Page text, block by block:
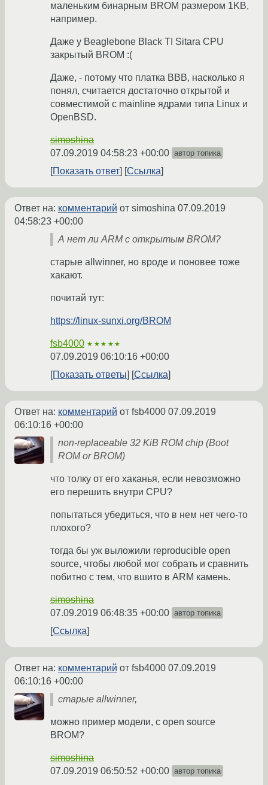
маленьким бинарным BROM размером 1KB,
например.
Даже у Beaglebone Black TI Sitara CPU
закрытый BROM :(
Даже, - потому что платка BBB, насколько я
понял, считается достаточно открытой и
совместимой с mainline ядрами типа Linux и
OpenBSD.
simoshina
07.09.2019 04:58:23 +00:00 автор топика
Показать ответ Ссылка
Ответ на: комментарий от simoshina 07.09.2019
04:58:23 +00:00
А нет ли ARM с открытым BROM?
старые allwinner, но вроде и поновее тоже
хакают.
почитай тут:
https://linux-sunxi.org/BROM
fsb4000 ★★★★★
07.09.2019 06:10:16 +00:00
Показать ответы
Ссылка
Ответ на: комментарий от fsb4000 07.09.2019
06:10:16 +00:00
non-replaceable 32 KiB ROM chip (Boot
ROM or BROM)
что толку от его хаканья, если невозможно
его перешить внутри CPU?
попытаться убедиться, что в нем нет чего-то
плохого?
тогда бы уж выложили reproducible open
source, чтобы любой мог собрать и сравнить
побитно с тем, что вшито в ARM камень.
simoshina
07.09.2019 06:48:35 +00:00 автор топика
Ссылка
Ответ на: комментарий от fsb4000 07.09.2019
06:10:16 +00:00
старые allwinner,
можно пример модели, с open source
BROM?
simoshina
07.09.2019 06:50:52 +00:00 автор топика